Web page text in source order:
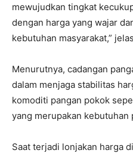
mewujudkan tingkat
dengan harga yang wajar
kebutuhan masyarakat,”
Menurutnya, cadangan
dalam menjaga stabilitas
komoditi pangan pokok
yang merupakan kebutuhan
Saat terjadi lonjakan harga